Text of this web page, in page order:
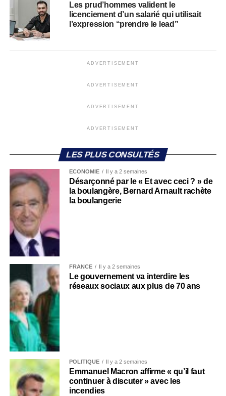
Les prud’hommes valident le
licenciement d’un salarié qui utilisait
l’expression “prendre le lead”
ADVERTISEMENT
ADVERTISEMENT
ADVERTISEMENT
ADVERTISEMENT
LES PLUS CONSULTÉS
ECONOMIE Il y a 2 semaines
Désarçonné par le « Et avec ceci ? » de
la boulangère, Bernard Arnault rachète
la boulangerie
FRANCE Il y a 2 semaines
Le gouvernement va interdire les
réseaux sociaux aux plus de 70 ans
POLITIQUE Il y a 2 semaines
Emmanuel Macron affirme « qu’il faut
continuer à discuter » avec les
incendies